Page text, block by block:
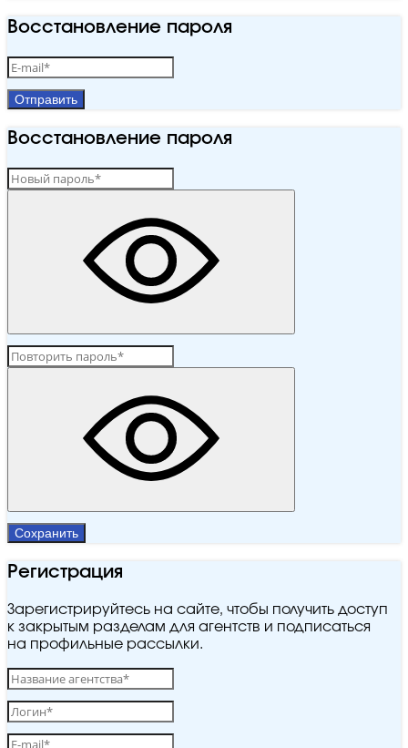
Восстановление пароля
Отправить
Восстановление пароля
Сохранить
Регистрация
Зарегистрируйтесь на сайте, чтобы получить доступ
к закрытым разделам для агентств и подписаться
на профильные рассылки.